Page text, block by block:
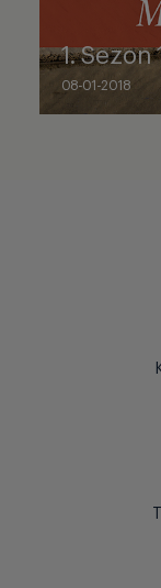
08-01-2018
1. Sezon